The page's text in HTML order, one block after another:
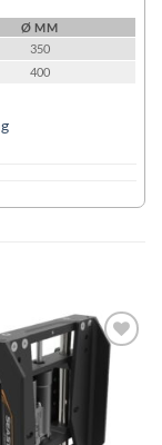
Ø MM
350
400
Auf die
Wunschliste